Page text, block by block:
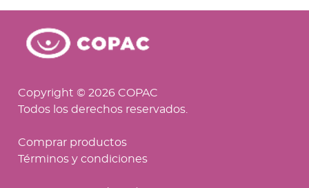
Copyright © 2026 COPAC
Todos los derechos reservados.
Comprar productos
Términos y condiciones